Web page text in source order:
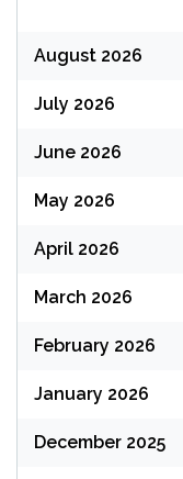
August 2026
July 2026
June 2026
May 2026
April 2026
March 2026
February 2026
January 2026
December 2025